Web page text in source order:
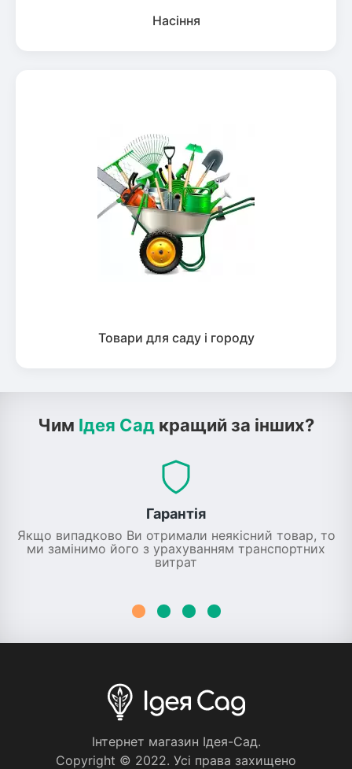
Насіння
Товари для саду і городу
Чим Ідея Сад кращий за інших?
Гарантія
Якщо випадково Ви отримали неякісний товар, то
ми замінимо його з урахуванням транспортних
витрат
Iнтернет магазин Iдея-Сад.
Copyright © 2022. Усi права захищено